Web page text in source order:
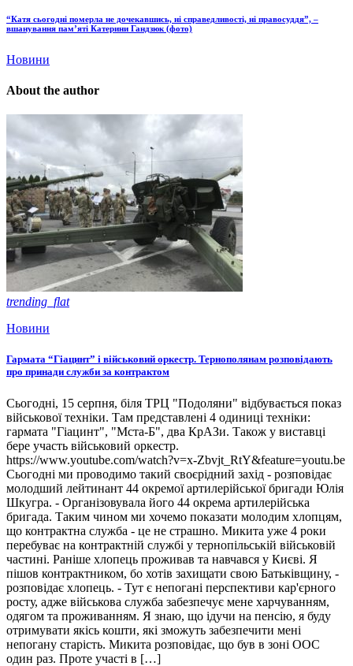
“Катя сьогодні померла не дочекавшись, ні справедливості, ні правосуддя”, –
вшанування пам’яті Катерини Гандзюк (фото)
Новини
About the author
trending_flat
Новини
Гармата “Гіацинт” і військовий оркестр. Тернополянам розповідають
про принади служби за контрактом
Сьогодні, 15 серпня, біля ТРЦ "Подоляни" відбувається показ
військової техніки. Там представлені 4 одиниці техніки:
гармата "Гіацинт", "Мста-Б", два КрАЗи. Також у виставці
бере участь військовий оркестр.
https://www.youtube.com/watch?v=x-Zbvjt_RtY&feature=youtu.be
Сьогодні ми проводимо такий своєрідний захід - розповідає
молодший лейтинант 44 окремої артилерійської бригади Юлія
Шкугра. - Організовувала його 44 окрема артилерійська
бригада. Таким чином ми хочемо показати молодим хлопцям,
що контрактна служба - це не страшно. Микита уже 4 роки
перебуває на контрактній службі у тернопільській військовій
частині. Раніше хлопець проживав та навчався у Києві. Я
пішов контрактником, бо хотів захищати свою Батьківщину, -
розповідає хлопець. - Тут є непогані перспективи кар'єрного
росту, адже військова служба забезпечує мене харчуванням,
одягом та проживанням. Я знаю, що ідучи на пенсію, я буду
отримувати якісь кошти, які зможуть забезпечити мені
непогану старість. Микита розповідає, що був в зоні ООС
один раз. Проте участі в […]